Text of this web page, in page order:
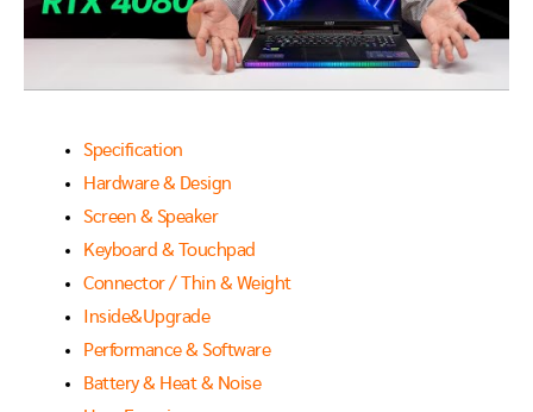
Specification
Hardware & Design
Screen & Speaker
Keyboard & Touchpad
Connector / Thin & Weight
Inside&Upgrade
Performance & Software
Battery & Heat & Noise